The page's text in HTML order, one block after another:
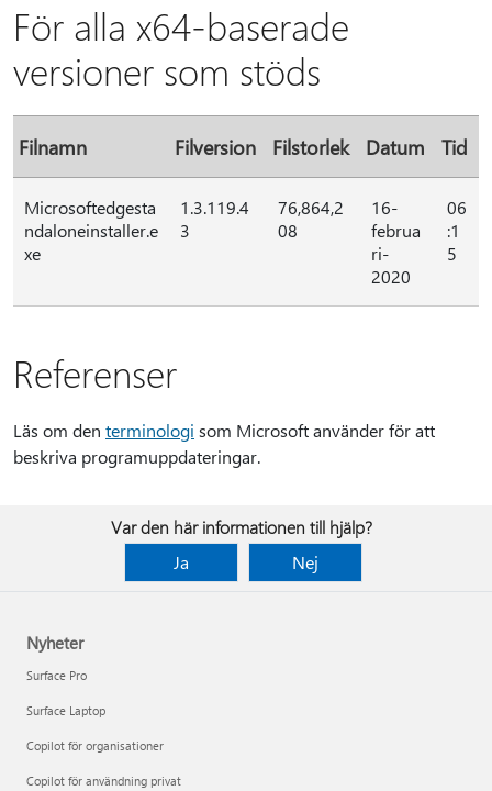
För alla x64-baserade
versioner som stöds
Filnamn Filversion Filstorlek Datum Tid
Microsoftedgesta
ndaloneinstaller.e
xe
1.3.119.4
3
76,864,2
08
16-
februa
ri-
2020
06
:1
5
Referenser
Läs om den terminologi som Microsoft använder för att
beskriva programuppdateringar.
Var den här informationen till hjälp?
Ja
Nej
Nyheter
Surface Pro
Surface Laptop
Copilot för organisationer
Copilot för användning privat